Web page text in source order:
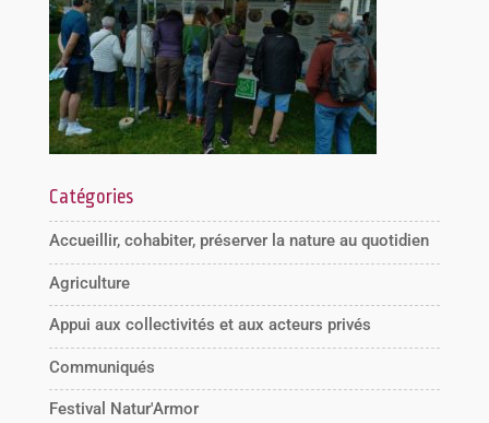
Catégories
Accueillir, cohabiter, préserver la nature au quotidien
Agriculture
Appui aux collectivités et aux acteurs privés
Communiqués
Festival Natur'Armor